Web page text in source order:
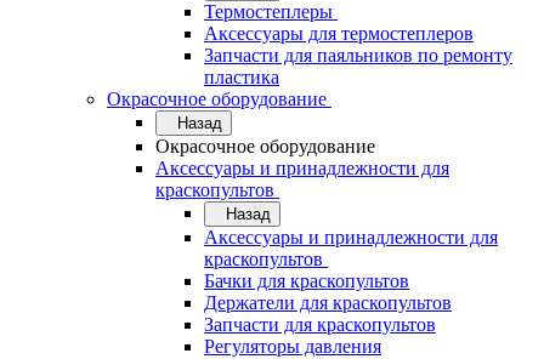
Термостеплеры
Аксессуары для термостеплеров
Запчасти для паяльников по ремонту
пластика
Окрасочное оборудование
Назад
Окрасочное оборудование
Аксессуары и принадлежности для
краскопультов
Назад
Аксессуары и принадлежности для
краскопультов
Бачки для краскопультов
Держатели для краскопультов
Запчасти для краскопультов
Регуляторы давления